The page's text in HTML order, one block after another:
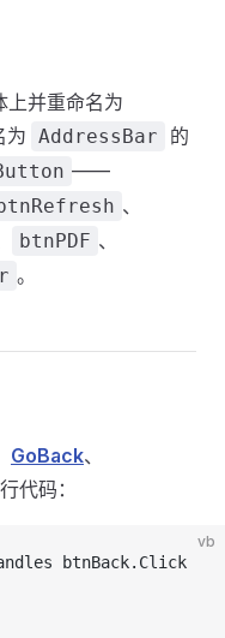
上并重命名为
为 AddressBar 的
——
、
btnPDF 、
。
GoBack、
代码：
vb
btnBack.Click